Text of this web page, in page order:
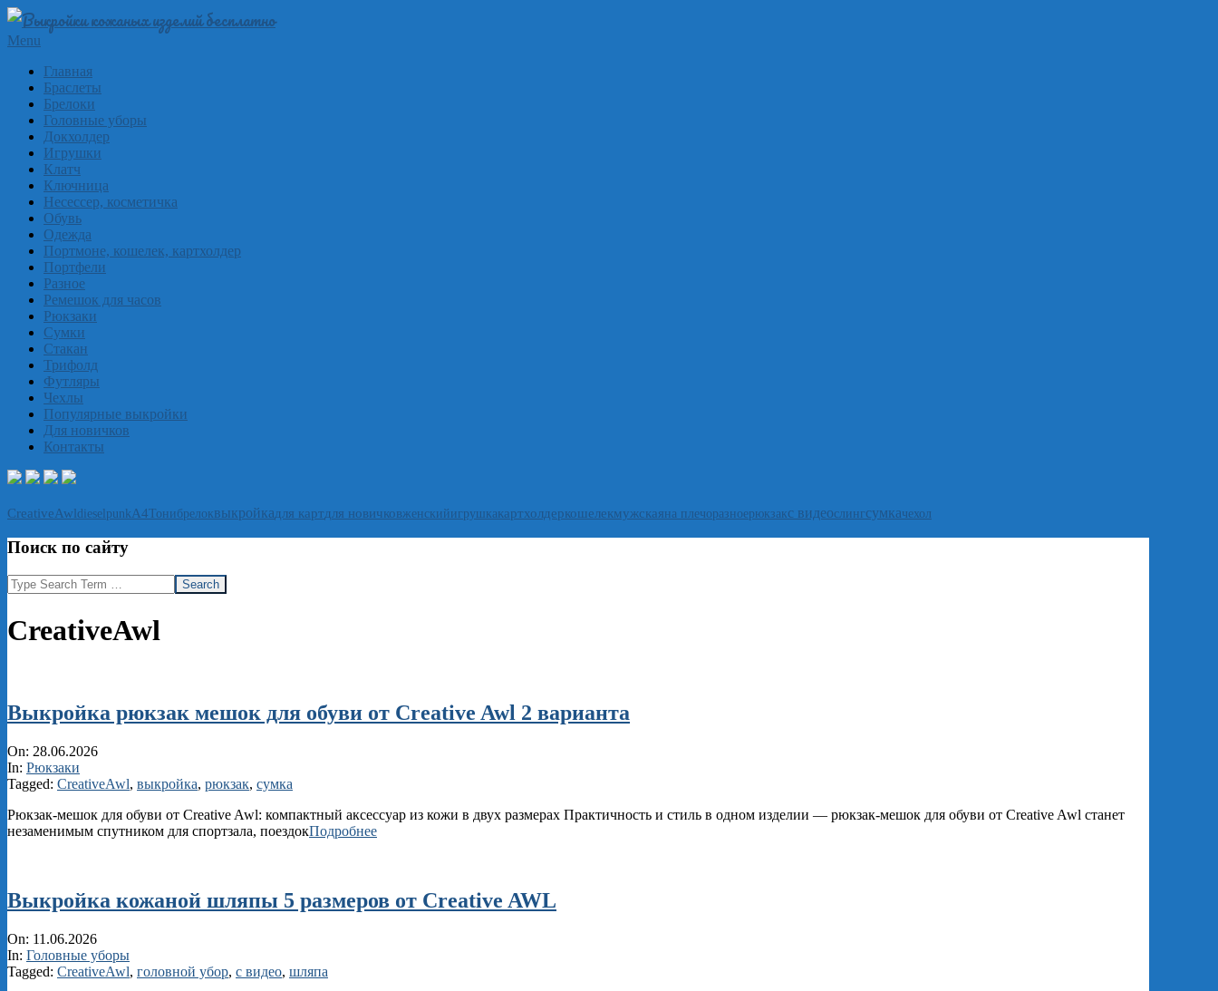
Skip
content
Выкройки
кожи
бесплатно
Skinpat
Primary
Menu
Menu
Главная
Браслеты
Брелоки
Головные уборы
Докхолдер
Игрушки
Клатч
Ключница
Несессер, косметичка
Обувь
Одежда
Портмоне, кошелек, картхолдер
Портфели
Разное
Ремешок для часов
Рюкзаки
Сумки
Стакан
Трифолд
Футляры
Чехлы
Популярные выкройки
Для новичков
Контакты
CreativeAwldieselpunk А4Тонибрелоквыкройкадля картдля новичковженскийигрушкакартхолдеркошелекмужскаяна плечоразноерюкзакс видеослингсумкачехол
Поиск по сайту
Search
CreativeAwl
Выкройка рюкзак мешок для обуви от Creative Awl 2 варианта
2026-
06-
28
On: 28.06.2026
In: Рюкзаки
Tagged: CreativeAwl, выкройка, рюкзак, сумка
Рюкзак‑мешок для обуви от Creative Awl: компактный аксессуар из кожи в двух размерах Практичность и стиль в одном изделии — рюкзак‑мешок для обуви от Creative Awl станет
незаменимым спутником для спортзала, поездокПодробнее
Выкройка кожаной шляпы 5 размеров от Creative AWL
2026-
06-
11
On: 11.06.2026
In: Головные уборы
Tagged: CreativeAwl, головной убор, с видео, шляпа